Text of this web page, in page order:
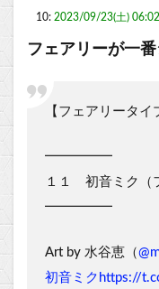
10: 2023/09/23(土)
フェアリーが一
【フェアリータイ
━━━━━
１１ 初音ミク（
━━━━━
Art by 水谷恵（
初音ミク https://